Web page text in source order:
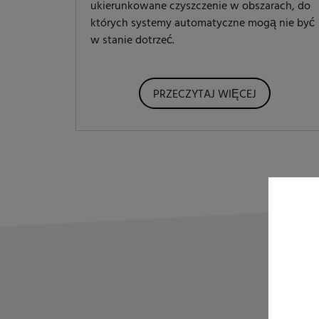
ukierunkowane czyszczenie w obszarach, do
których systemy automatyczne mogą nie być
w stanie dotrzeć.
PRZECZYTAJ WIĘCEJ